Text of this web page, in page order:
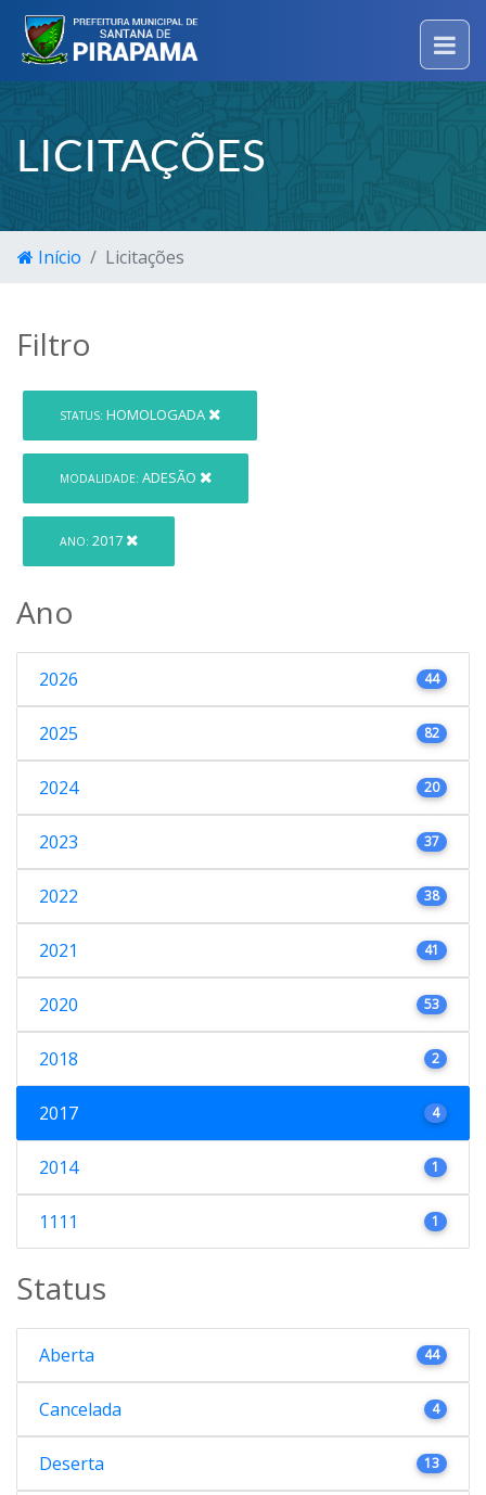
LICITAÇÕES
Início Licitações
Filtro
STATUS: HOMOLOGADA
MODALIDADE: ADESÃO
ANO: 2017
Ano
2026 44
2025 82
2024 20
2023 37
2022 38
2021 41
2020 53
2018 2
2017 4
2014 1
1111 1
Status
Aberta 44
Cancelada 4
Deserta 13